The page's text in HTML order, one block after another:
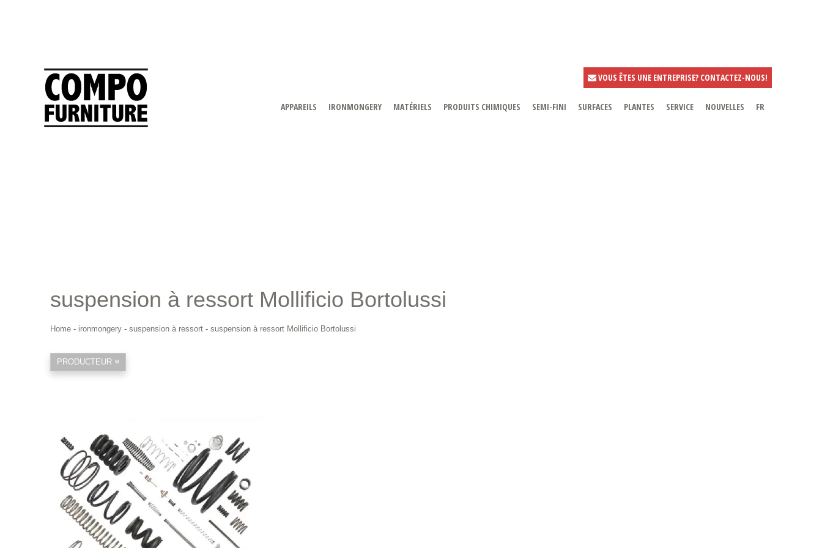
VOUS ÊTES UNE ENTREPRISE? CONTACTEZ-NOUS!
APPAREILS IRONMONGERY MATÉRIELS PRODUITS CHIMIQUES SEMI-FINI SURFACES PLANTES SERVICE NOUVELLES FR
suspension à ressort Mollificio Bortolussi
Home - ironmongery - suspension à ressort - suspension à ressort Mollificio Bortolussi
PRODUCTEUR